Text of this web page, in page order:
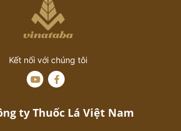
Kết nối với chúng tôi
ty Thuốc Lá Việt Nam